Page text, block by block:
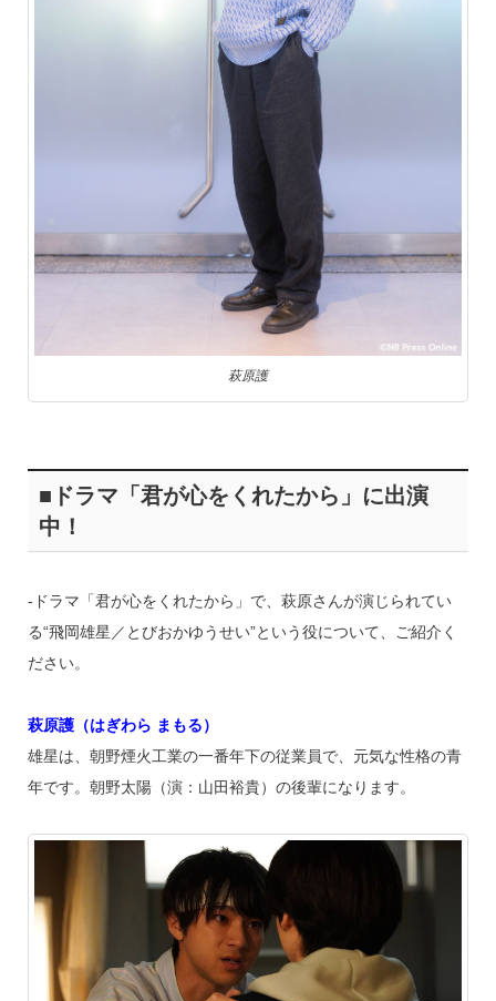
萩原護
■ドラマ「君が心をくれたから」に出演
中！
‐ドラマ「君が心をくれたから」で、萩原さんが演じられてい
る“飛岡雄星／とびおかゆうせい”という役について、ご紹介く
ださい。
萩原護（はぎわら まもる）
雄星は、朝野煙火工業の一番年下の従業員で、元気な性格の青
年です。朝野太陽（演：山田裕貴）の後輩になります。